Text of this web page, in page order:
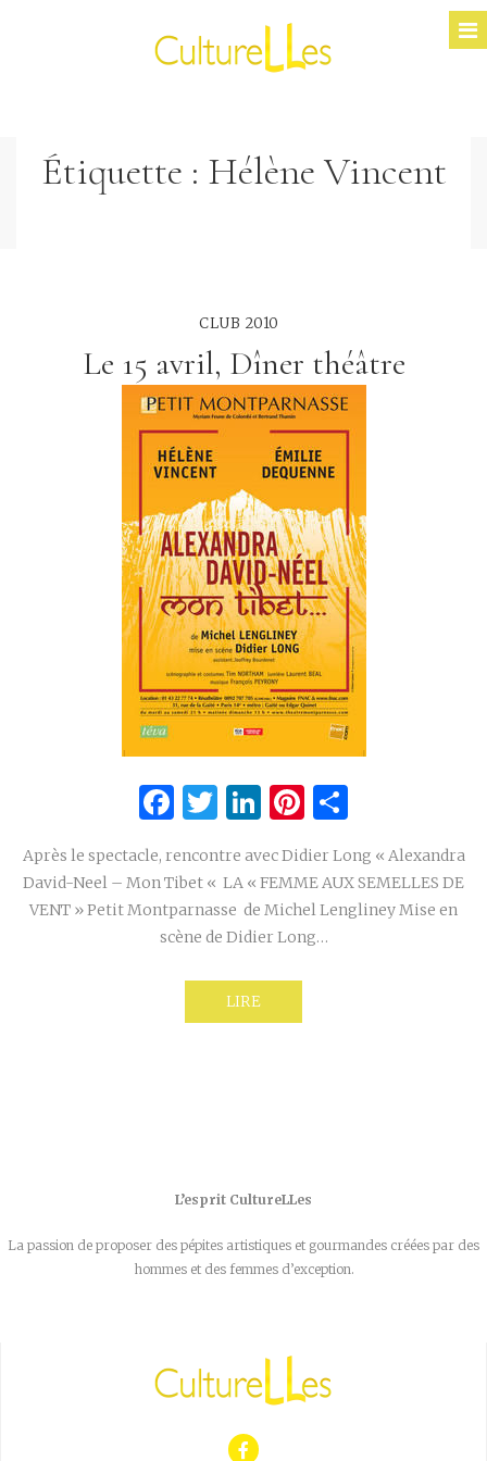
Étiquette : Hélène Vincent
CLUB 2010
Le 15 avril, Dîner théâtre
Facebook
Twitter
LinkedIn
Pinterest
Après le spectacle, rencontre avec Didier Long « Alexandra
David-Neel – Mon Tibet « LA « FEMME AUX SEMELLES DE
VENT » Petit Montparnasse de Michel Lengliney Mise en
scène de Didier Long…
LIRE
L’esprit CultureLLes
La passion de proposer des pépites artistiques et gourmandes créées par des
hommes et des femmes d’exception.